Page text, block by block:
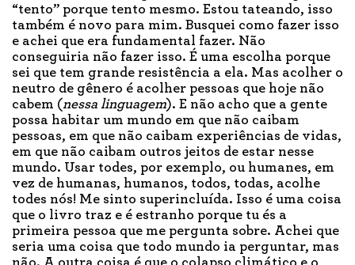
“tento” porque tento mesmo. Estou tateando, isso
também é novo para mim. Busquei como fazer isso
e achei que era fundamental fazer. Não
conseguiria não fazer isso. É uma escolha porque
sei que tem grande resistência a ela. Mas acolher o
neutro de gênero é acolher pessoas que hoje não
cabem (nessa linguagem). E não acho que a gente
possa habitar um mundo em que não caibam
pessoas, em que não caibam experiências de vidas,
em que não caibam outros jeitos de estar nesse
mundo. Usar todes, por exemplo, ou humanes, em
vez de humanas, humanos, todos, todas, acolhe
todes nós! Me sinto superincluída. Isso é uma coisa
que o livro traz e é estranho porque tu és a
primeira pessoa que me pergunta sobre. Achei que
seria uma coisa que todo mundo ia perguntar, mas